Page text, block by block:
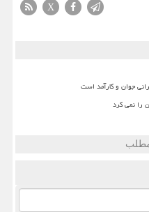
X
جوان و کارآمد است
را نمی کرد
مطلب